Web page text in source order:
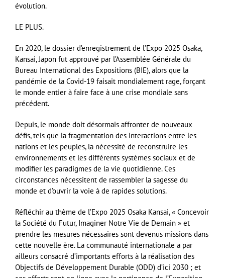
évolution.
LE PLUS.
En 2020, le dossier d’enregistrement de l’Expo 2025 Osaka,
Kansai, Japon fut approuvé par l’Assemblée Générale du
Bureau International des Expositions (BIE), alors que la
pandémie de la Covid-19 faisait mondialement rage, forçant
le monde entier à faire face à une crise mondiale sans
précédent.
Depuis, le monde doit désormais affronter de nouveaux
défis, tels que la fragmentation des interactions entre les
nations et les peuples, la nécessité de reconstruire les
environnements et les différents systèmes sociaux et de
modifier les paradigmes de la vie quotidienne. Ces
circonstances nécessitent de rassembler la sagesse du
monde et d’ouvrir la voie à de rapides solutions.
Réfléchir au thème de l’Expo 2025 Osaka Kansai, « Concevoir
la Société du Futur, Imaginer Notre Vie de Demain » et
prendre les mesures nécessaires sont devenus missions dans
cette nouvelle ère. La communauté internationale a par
ailleurs consacré d’importants efforts à la réalisation des
Objectifs de Développement Durable (ODD) d’ici 2030 ; et